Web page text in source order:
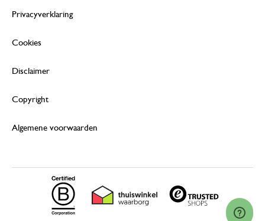
Privacyverklaring
Cookies
Disclaimer
Copyright
Algemene voorwaarden